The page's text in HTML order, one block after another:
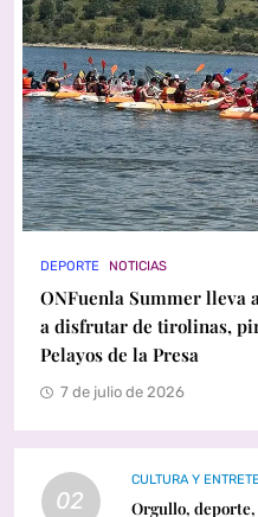
DEPORTE NOTICIAS
ONFuenla Summer lleva
a disfrutar de tirolinas,
Pelayos de la Presa
7 de julio de 2026
02
CULTURA Y
Orgullo, deporte,